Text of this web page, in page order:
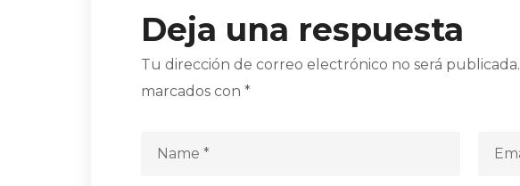
Deja una respuesta
Tu dirección de correo electrónico no será publicada.
marcados con *